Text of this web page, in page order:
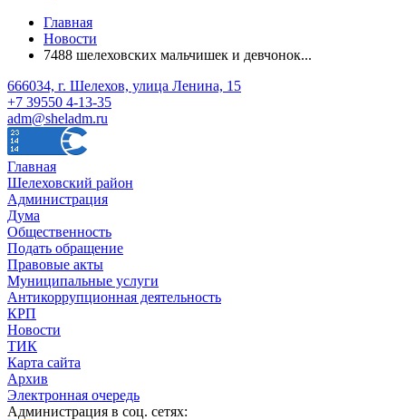
Главная
Новости
7488 шелеховских мальчишек и девчонок...
666034, г. Шелехов, улица Ленина, 15
+7 39550 4-13-35
adm@sheladm.ru
Главная
Шелеховский район
Администрация
Дума
Общественность
Подать обращение
Правовые акты
Муниципальные услуги
Антикоррупционная деятельность
КРП
Новости
ТИК
Карта сайта
Архив
Электронная очередь
Администрация в соц. сетях: